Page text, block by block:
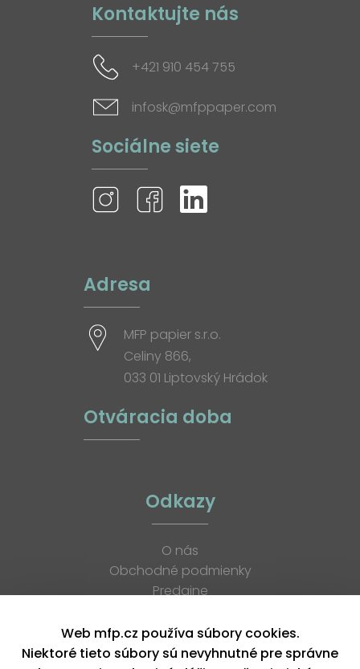
Kontaktujte nás
+421 910 454 755
infosk@mfppaper.com
Sociálne siete
Adresa
MFP papier s.r.o.
Celiny 866,
033 01 Liptovský Hrádok
Otváracia doba
Odkazy
O nás
Obchodné podmienky
Predajne
K stiahnutiu
Blog
Web mfp.cz používa súbory cookies.
Niektoré tieto súbory sú nevyhnutné pre správne